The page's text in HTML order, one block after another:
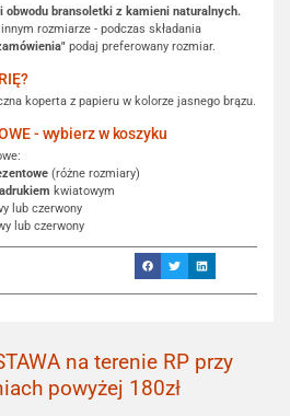
bransoletki z kamieni naturalnych.
rozmiarze - podczas składania
podaj preferowany rozmiar.
koperta z papieru w kolorze jasnego brązu.
- wybierz w koszyku
(różne rozmiary)
kwiatowym
lub czerwony
lub czerwony
na terenie RP przy
powyżej 180zł